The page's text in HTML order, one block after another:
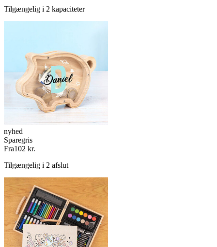
Tilgængelig i 2 kapaciteter
nyhed
Sparegris
Fra102 kr.
Tilgængelig i 2 afslut